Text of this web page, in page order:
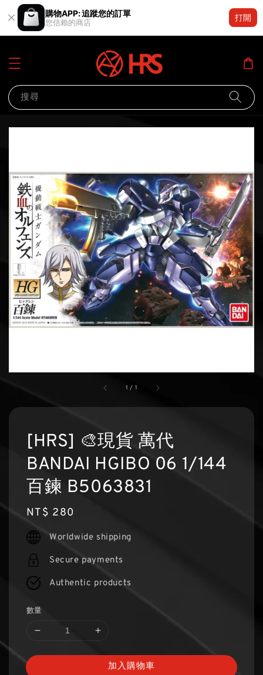
購物APP: 追蹤您的訂單
您信賴的商店
打開
搜尋
1 / 1
[HRS] 🎨現貨 萬代
BANDAI HGIBO 06 1/144
百鍊 B5063831
Regular
price
NT$ 280
Worldwide shipping
Secure payments
Authentic products
數量
加入購物車